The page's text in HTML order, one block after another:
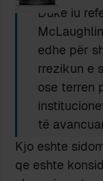
Duke iu
edhe për
rrezikun e
ose terren
të
Kjo eshte
qe eshte